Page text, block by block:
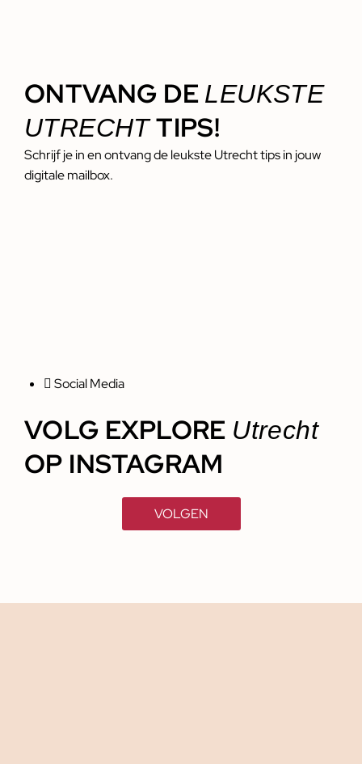
ONTVANG DE LEUKSTE
UTRECHTTIPS!
Schrijf je in en ontvang de leukste Utrecht tips in jouw
digitale mailbox.
Social Media
VOLG EXPLORE Utrecht
OP INSTAGRAM
VOLGEN